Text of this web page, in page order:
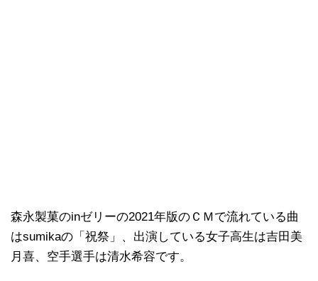
森永製菓のinゼリーの2021年版のＣＭで流れている曲
はsumikaの「祝祭」、出演している女子高生は吉田美
月喜、空手選手は清水希容です。